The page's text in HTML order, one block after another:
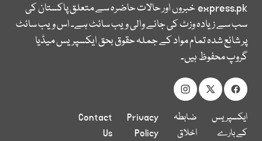
express.pkخبروں اور حالات حاضرہ سے متعلق پاکستان کی
سب سے زیادہ وزٹ کی جانے والی ویب سائٹ ہے۔ اس ویب سائٹ
پر شائع شدہ تمام مواد کے جملہ حقوق بحق ایکسپریس میڈیا
گروپ محفوظ ہیں۔
ایکسپریس
کے بارے
ضابطہ
اخلاق
Privacy
Policy
Contact
Us